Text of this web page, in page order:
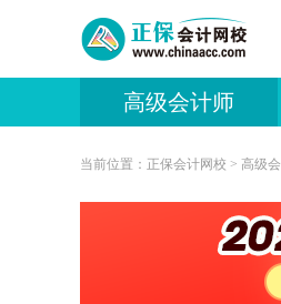
高级会计师
当前位置： 正保会计网校 > 高级